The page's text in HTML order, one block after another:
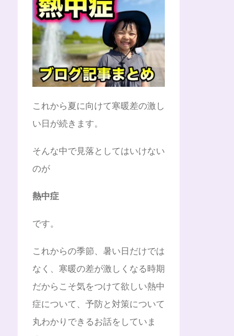
これから夏に向けて寒暖差の激し
い日が続きます。
そんな中で見落としてはいけない
のが
熱中症
です。
これからの季節、暑い日だけでは
なく、寒暖の差が激しくなる時期
だからこそ気をつけて欲しい熱中
症について、予防と対策について
丸わかりできるお話をしていま